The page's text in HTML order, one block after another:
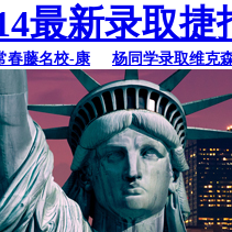
最新录取捷
名校-康 杨同学录取维克森林